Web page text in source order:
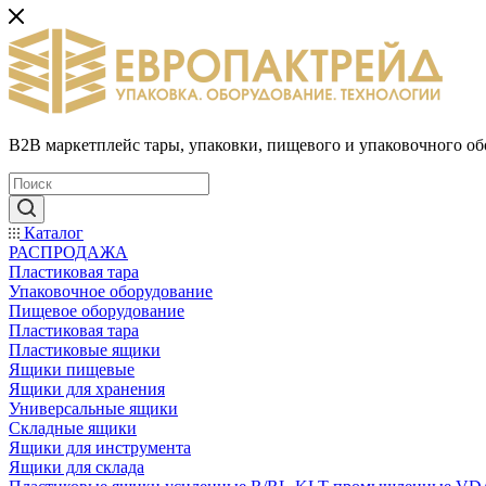
B2B маркетплейс тары, упаковки, пищевого и упаковочного
Каталог
РАСПРОДАЖА
Пластиковая тара
Упаковочное оборудование
Пищевое оборудование
Пластиковая тара
Пластиковые ящики
Ящики пищевые
Ящики для хранения
Универсальные ящики
Складные ящики
Ящики для инструмента
Ящики для склада